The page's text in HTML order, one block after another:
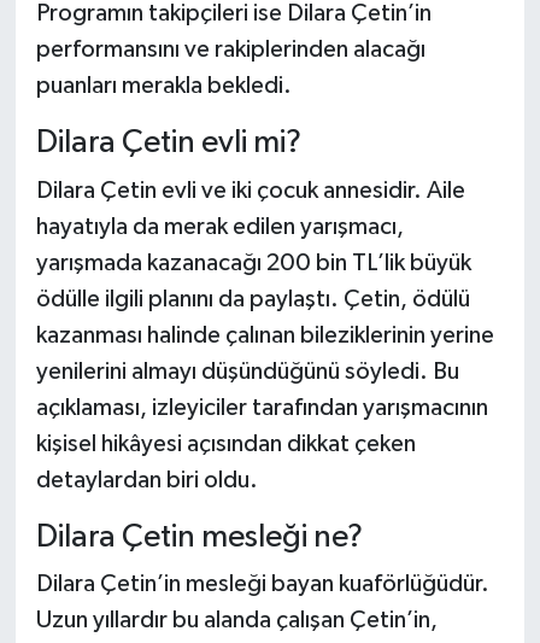
Programın takipçileri ise Dilara Çetin’in
performansını ve rakiplerinden alacağı
puanları merakla bekledi.
Dilara Çetin evli mi?
Dilara Çetin evli ve iki çocuk annesidir. Aile
hayatıyla da merak edilen yarışmacı,
yarışmada kazanacağı 200 bin TL’lik büyük
ödülle ilgili planını da paylaştı. Çetin, ödülü
kazanması halinde çalınan bileziklerinin yerine
yenilerini almayı düşündüğünü söyledi. Bu
açıklaması, izleyiciler tarafından yarışmacının
kişisel hikâyesi açısından dikkat çeken
detaylardan biri oldu.
Dilara Çetin mesleği ne?
Dilara Çetin’in mesleği bayan kuaförlüğüdür.
Uzun yıllardır bu alanda çalışan Çetin’in,
Teknoloji Haberleri
Siyaset Haberleri
Dünya Haberleri
Yerel Haberler
Haber Arşivi